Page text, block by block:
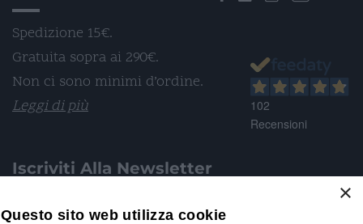
Spedizione 15€.
Gratuita sopra ai 290€.
Non ci sono minimi d’ordine.
Leggi di più
Iscriviti Alla Newsletter
Email*
102
Recensioni
×
Questo sito web utilizza cookie